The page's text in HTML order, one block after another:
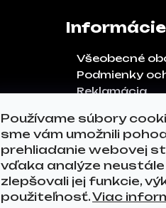
Používame súbory
sme vám umožnili
prehliadanie webovej
vďaka analýze neustále
zlepšovali jej funkcie,
použiteľnosť.Viac
Informácie
Všeobecné
Podmienky
Reklamácia
FAQ
Kontakty